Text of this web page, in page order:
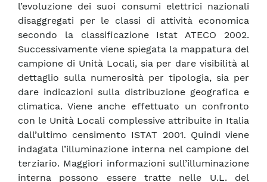
l’evoluzione dei suoi consumi elettrici nazionali
disaggregati per le classi di attività economica
secondo la classificazione Istat ATECO 2002.
Successivamente viene spiegata la mappatura del
campione di Unità Locali, sia per dare visibilità al
dettaglio sulla numerosità per tipologia, sia per
dare indicazioni sulla distribuzione geografica e
climatica. Viene anche effettuato un confronto
con le Unità Locali complessive attribuite in Italia
dall’ultimo censimento ISTAT 2001. Quindi viene
indagata l’illuminazione interna nel campione del
terziario. Maggiori informazioni sull’illuminazione
interna possono essere tratte nelle U.L. del